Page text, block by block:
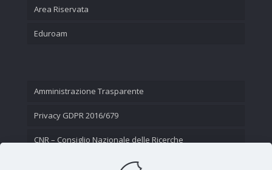
Area Riservata
Eduroam
Amministrazione Trasparente
Privacy GDPR 2016/679
CNR – Consiglio Nazionale delle Ricerche